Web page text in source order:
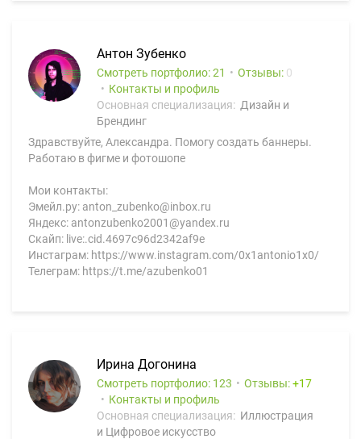
Антон Зубенко
Смотреть портфолио: 21 Отзывы: 0
Контакты и профиль
Основная специализация: Дизайн и
Брендинг
Здравствуйте, Александра. Помогу создать баннеры.
Работаю в фигме и фотошопе
Мои контакты:
Эмейл.ру: anton_zubenko@inbox.ru
Яндекс: antonzubenko2001@yandex.ru
Скайп: live:.cid.4697c96d2342af9e
Инстаграм: https://www.instagram.com/0x1antonio1x0/
Телеграм: https://t.me/azubenko01
Ирина Догонина
Смотреть портфолио: 123 Отзывы:
17
Контакты и профиль
Основная специализация: Иллюстрация
и Цифровое искусство